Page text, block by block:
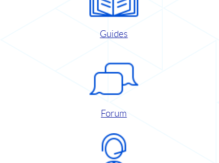
Guides
Forum